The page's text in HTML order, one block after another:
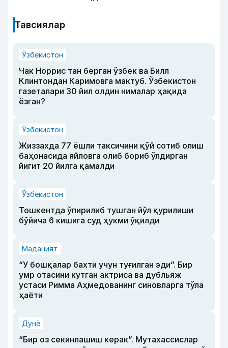
Тавсиялар
Ўзбекистон
Чак Норрис тан берган ўзбек ва Билл
Клинтондан Каримовга мактуб. Ўзбекистон
газеталари 30 йил олдин нималар ҳақида
ёзган?
Ўзбекистон
Жиззахда 77 ёшли таксичини қўй сотиб олиш
баҳонасида яйловга олиб бориб ўлдирган
йигит 20 йилга қамалди
Ўзбекистон
Тошкентда ўпирилиб тушган йўл қурилиши
бўйича 6 кишига суд ҳукми ўқилди
Маданият
“У бошқалар бахти учун туғилган эди”. Бир
умр отасини кутган актриса ва дубльяж
устаси Римма Аҳмедованинг синовларга тўла
ҳаёти
Дунё
“Бир оз секинлашиш керак”. Мутахассислар